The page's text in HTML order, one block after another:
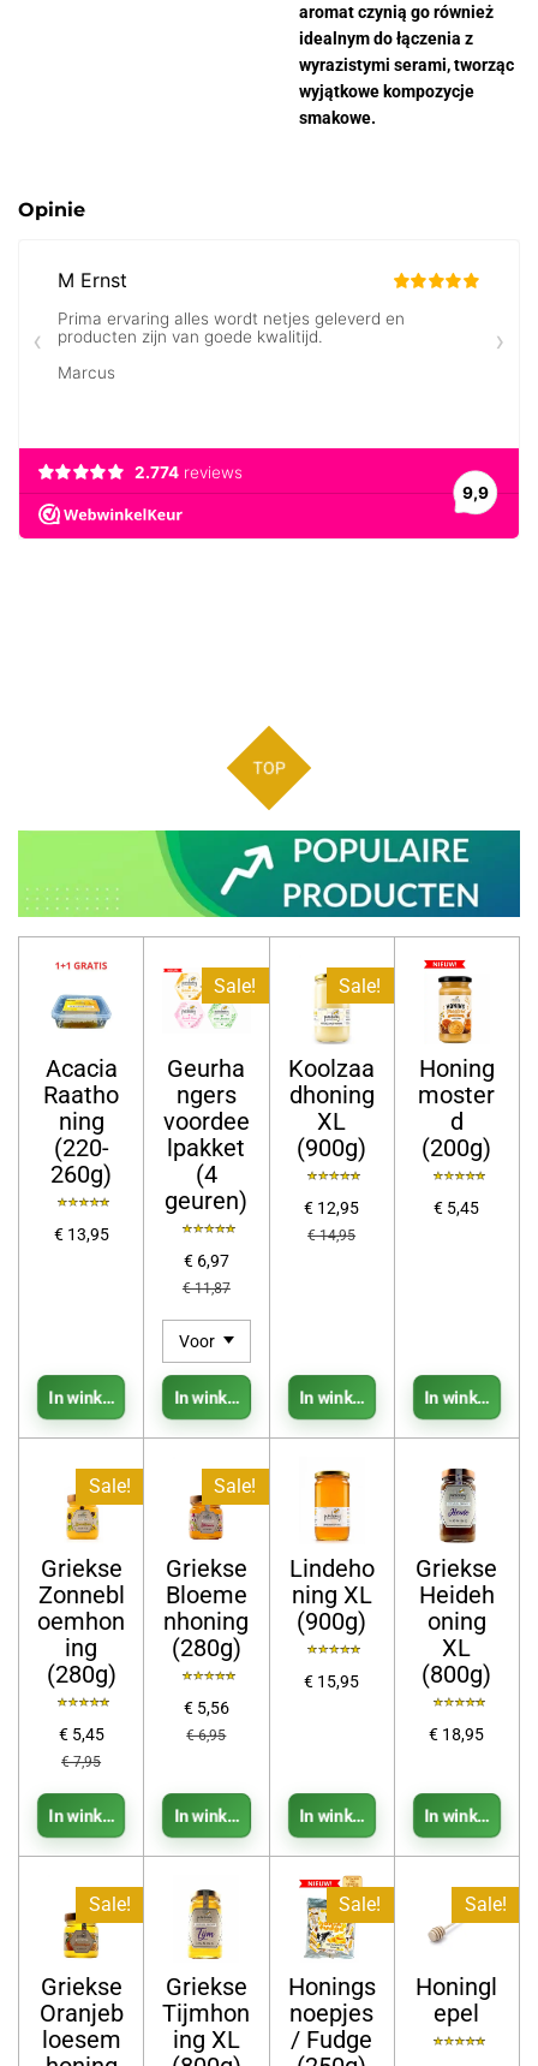
aromat czynią go również
idealnym do łączenia z
wyrazistymi serami, tworząc
wyjątkowe kompozycje
smakowe.
Opinie
TOP
Acacia
Raatho
ning
(220-
260g)
€ 13,95
In winkelwagen
Sale!
Geurha
ngers
voordee
lpakket
(4
geuren)
€ 6,97
€ 11,87
In winkelwagen
Sale!
Koolzaa
dhoning
XL
(900g)
€ 12,95
€ 14,95
In winkelwagen
Honing
moster
d
(200g)
€ 5,45
In
Sale!
Griekse
Zonnebl
oemhon
ing
(280g)
€ 5,45
€ 7,95
In winkelwagen
Sale!
Griekse
Bloeme
nhoning
(280g)
€ 5,56
€ 6,95
In winkelwagen
Lindeho
ning XL
(900g)
€ 15,95
In winkelwagen
Griekse
Heideh
oning
XL
(800g)
€ 18,95
In
Sale!
Griekse
Oranjeb
loesem
Griekse
Tijmhon
ing XL
Sale!
Honings
noepjes
/ Fudge
Sale!
Honingl
epel